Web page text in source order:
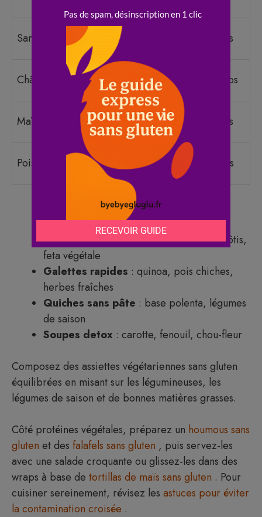
Sarrasin
Galettes, pains
rustiques
5 à 8 euros
Châtaigne
Pâtisseries riches,
biscuits
8 à 12 euros
Maïs
Crêpes, polenta,
panures
3 à 6 euros
Pois chiche
Socca, falafels,
pâtes
4 à 7 euros
Gratins de légumes: patate douce,
courgette, épinards
Salades complètes: quinoa, légumes rôtis,
feta végétale
Galettes rapides : quinoa, pois chiches,
herbes fraîches
Quiches sans pâte : base polenta, légumes
de saison
Soupes detox : carotte, fenouil, chou-fleur
Composez des assiettes végétariennes sans gluten
équilibrées en misant sur les légumineuses, les
légumes de saison et de bonnes matières grasses.
Côté protéines végétales, préparez un houmous sans
gluten et des falafels sans gluten , puis servez-les
avec une salade croquante ou glissez-les dans des
wraps à base de tortillas de maïs sans gluten . Pour
cuisiner sereinement, révisez les astuces pour éviter
la contamination croisée .